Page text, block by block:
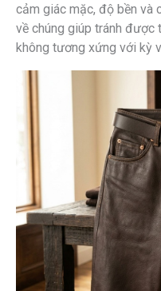
cảm giác mặc, độ bền và
về chúng giúp tránh được
không tương xứng với kỳ